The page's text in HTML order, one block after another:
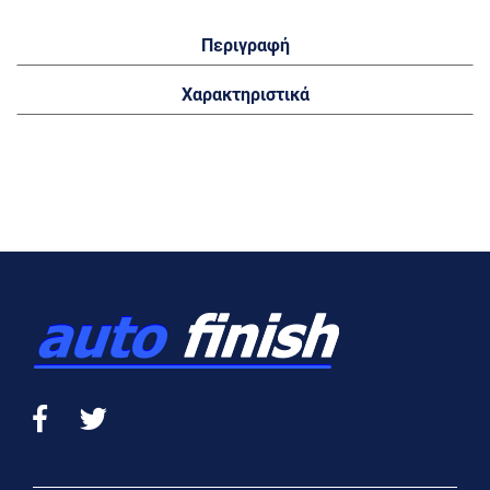
Περιγραφή
Χαρακτηριστικά